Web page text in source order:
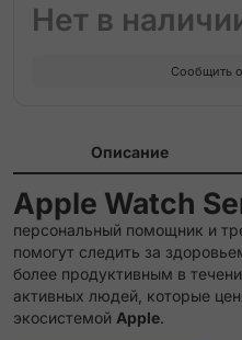
Нет в
Сообщить
Описание
Apple Watch
персональный помощник и
помогут следить за
более продуктивным в
активных людей, которые
экосистемой Apple.